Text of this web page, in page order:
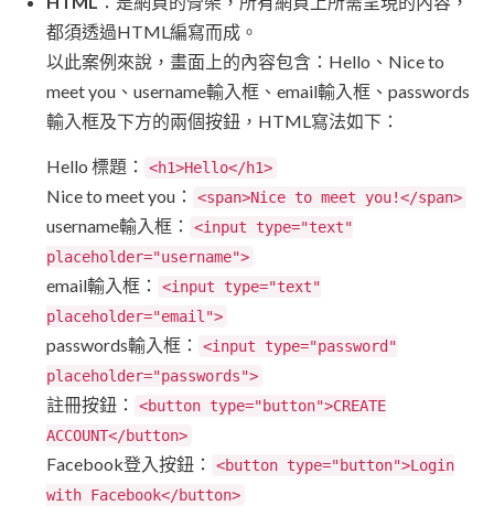
都須透過HTML編寫而成。
以此案例來說，畫面上的內容包含：Hello、Nice to
meet you、username輸入框、email輸入框、passwords
輸入框及下方的兩個按鈕，HTML寫法如下：
Hello 標題： <h1>Hello</h1>
Nice to meet you： <span>Nice to meet you!</span>
username輸入框：
<input type="text"
placeholder="username">
email輸入框：
<input type="text"
placeholder="email">
passwords輸入框：
<input type="password"
placeholder="passwords">
註冊按鈕：
<button type="button">CREATE
ACCOUNT</button>
Facebook登入按鈕：
<button type="button">Login
with Facebook</button>